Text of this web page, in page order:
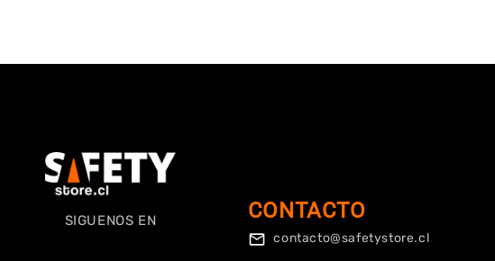
SIGUENOS EN CONTACTO
contacto@safetystore.cl